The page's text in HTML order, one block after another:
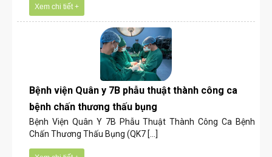
Xem chi tiết +
Bệnh viện Quân y 7B phẫu thuật thành công ca
bệnh chấn thương thấu bụng
Bệnh Viện Quân Y 7B Phẫu Thuật Thành Công Ca Bệnh
Chấn Thương Thấu Bụng (QK7 [...]